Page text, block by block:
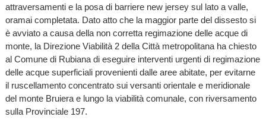
attraversamenti e la posa di barriere new jersey sul lato a valle,
oramai completata. Dato atto che la maggior parte del dissesto si
è avviato a causa della non corretta regimazione delle acque di
monte, la Direzione Viabilità 2 della Città metropolitana ha chiesto
al Comune di Rubiana di eseguire interventi urgenti di regimazione
delle acque superficiali provenienti dalle aree abitate, per evitarne
il ruscellamento concentrato sui versanti orientale e meridionale
del monte Bruiera e lungo la viabilità comunale, con riversamento
sulla Provinciale 197.